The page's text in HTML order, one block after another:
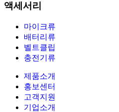
액세서리
마이크류
배터리류
벨트클립
충전기류
제품소개
홍보센터
고객지원
기업소개